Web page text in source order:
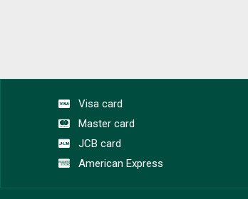
Visa card
Master card
JCB card
American Express